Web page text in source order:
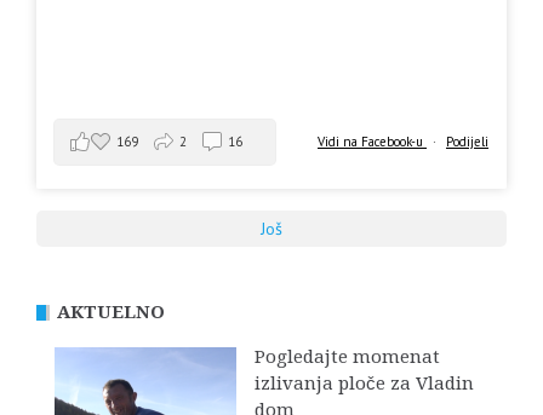
Vidi na Facebook-u · Podijeli
169 2 16
Još
AKTUELNO
Pogledajte momenat
izlivanja ploče za Vladin
dom